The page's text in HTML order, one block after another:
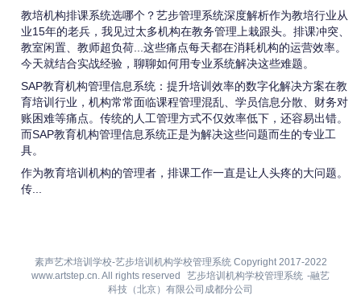
教培机构排课系统选哪个？艺步管理系统深度解析作为教培行业从
业15年的老兵，我见过太多机构在教务管理上栽跟头。排课冲突、
教室闲置、教师超负荷...这些痛点每天都在消耗机构的运营效率。
今天就结合实战经验，聊聊如何用专业系统解决这些难题。
SAP教育机构管理信息系统：提升培训效率的数字化解决方案在教
育培训行业，机构常常面临课程管理混乱、学员信息分散、财务对
账困难等痛点。传统的人工管理方式不仅效率低下，还容易出错。
而SAP教育机构管理信息系统正是为解决这些问题而生的专业工
具。
作为教育培训机构的管理者，排课工作一直是让人头疼的大问题。
传...
素声艺术培训学校-艺步培训机构学校管理系统 Copyright 2017-2022
www.artstep.cn. All rights reserved
艺步培训机构学校管理系统 -融艺
科技（北京）有限公司成都分公司